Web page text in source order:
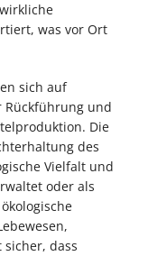
was vor Ort
sich auf
Rückführung und
Die
des
Vielfalt und
oder als
dass